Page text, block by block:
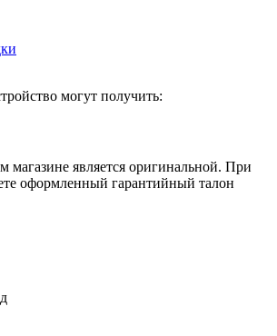
могут получить:
магазине является оригинальной. При
оформленный гарантийный талон